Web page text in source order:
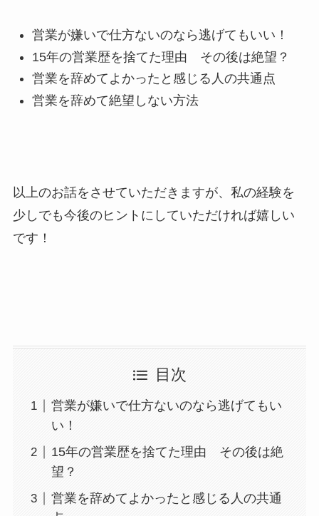
営業が嫌いで仕方ないのなら逃げてもいい！
15年の営業歴を捨てた理由 その後は絶望？
営業を辞めてよかったと感じる人の共通点
営業を辞めて絶望しない方法
以上のお話をさせていただきますが、私の経験を
少しでも今後のヒントにしていただければ嬉しい
です！
目次
営業が嫌いで仕方ないのなら逃げてもい
い！
15年の営業歴を捨てた理由 その後は絶
望？
営業を辞めてよかったと感じる人の共通